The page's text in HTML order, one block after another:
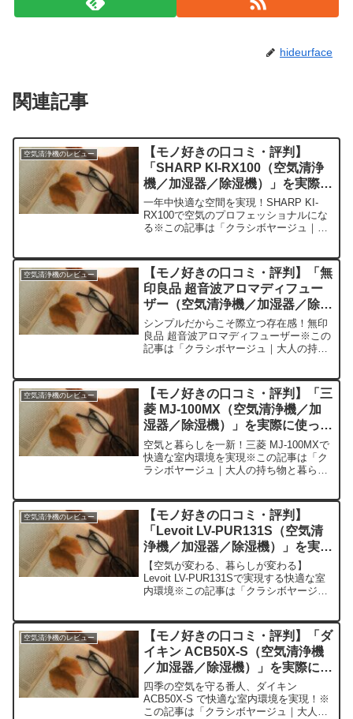
hideurface
関連記事
空気清浄機のレビュー
【モノ好きの口コミ・評判】
「SHARP KI-RX100（空気清浄
機／加湿器／除湿機）」を実際に
使ってみた正直感想
一年中快適な空間を実現！SHARP KI-
RX100で空気のプロフェッショナルにな
る※この記事は「クラシボヤージュ｜大
の口コミ今日、編集部が紹介したいのが
「SHARP ...
空気清浄機のレビュー
【モノ好きの口コミ・評判】「無
印良品 超音波アロマディフュー
ザー（空気清浄機／加湿器／除湿
機）」を実際に使ってみた正直感
想
シンプルだからこそ際立つ存在感！無印
良品 超音波アロマディフューザー※この
記事は「クラシボヤージュ｜大人の持ち
今日、編集部が紹介したいのが「無印良
品 超音波アロマディフ...
空気清浄機のレビュー
【モノ好きの口コミ・評判】「三
菱 MJ-100MX（空気清浄機／加
湿器／除湿機）」を実際に使って
みた正直感想
空気と暮らしを一新！三菱 MJ-100MXで
快適な室内環境を実現※この記事は「ク
ラシボヤージュ｜大人の持ち物と暮らし
部が紹介したいのが「三菱 MJ-100MX」
です。こ...
空気清浄機のレビュー
【モノ好きの口コミ・評判】
「Levoit LV-PUR131S（空気清
浄機／加湿器／除湿機）」を実際
に使ってみた正直感想
【空気が変わる、暮らしが変わる】
Levoit LV-PUR131Sで実現する快適な室
内環境※この記事は「クラシボヤージュ
ビスへの口コミ今日、編集部が紹介した
いのが「Lev...
空気清浄機のレビュー
【モノ好きの口コミ・評判】「ダ
イキン ACB50X-S（空気清浄機
／加湿器／除湿機）」を実際に使
ってみた正直感想
四季の空気を守る番人、ダイキン
ACB50X-S で快適な室内環境を実現！※
この記事は「クラシボヤージュ｜大人の